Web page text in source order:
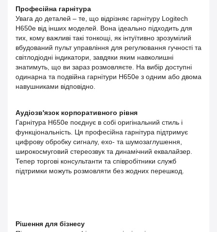
Професійна гарнітура
Увага до деталей – те, що відрізняє гарнітуру Logitech
H650e від інших моделей. Вона ідеально підходить для
тих, кому важливі такі тонкощі, як інтуїтивно зрозумілий
вбудований пульт управління для регулювання гучності та
світлодіодні індикатори, завдяки яким навколишні
знатимуть, що ви зараз розмовляєте. На вибір доступні
одинарна та подвійна гарнітури H650e з одним або двома
навушниками відповідно.
Аудіозв'язок корпоративного рівня
Гарнітура H650e поєднує в собі оригінальний стиль і
функціональність. Ця професійна гарнітура підтримує
цифрову обробку сигналу, ехо- та шумозаглушення,
широкосмуговий стереозвук та динамічний еквалайзер.
Тепер торгові консультанти та співробітники служб
підтримки можуть розмовляти без жодних перешкод.
Рішення для бізнесу